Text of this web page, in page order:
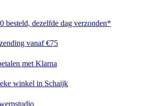
besteld, dezelfde dag verzonden*
vanaf €75
met Klarna
winkel in Schaijk